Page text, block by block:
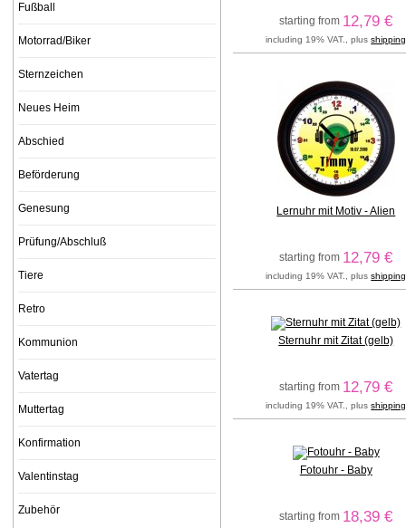
starting from 12,79 €
including 19% VAT., plusshipping
Lernuhr mit Motiv - Alien
starting from 12,79 €
including 19% VAT., plusshipping
Sternuhr mit Zitat (gelb)
starting from 12,79 €
including 19% VAT., plusshipping
Fotouhr - Baby
starting from 18,39 €
Fußball
Motorrad/Biker
Sternzeichen
Neues Heim
Abschied
Beförderung
Genesung
Prüfung/Abschluß
Tiere
Retro
Kommunion
Vatertag
Muttertag
Konfirmation
Valentinstag
Zubehör